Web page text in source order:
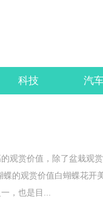
科技 汽
观赏价值，除了盆栽观赏
的观赏价值白蝴蝶花开
，也是目...